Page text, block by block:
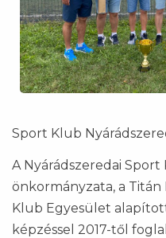
Sport Klub
A Nyárádszeredai Sport
önkormányzata, a Titán
Klub Egyesület
képzéssel 2017-től